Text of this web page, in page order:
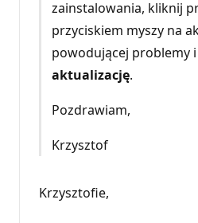
zainstalowania, kliknij
przyciskiem myszy na
powodującej problemy
aktualizację.
Pozdrawiam,
Krzysztof
Krzysztofie,